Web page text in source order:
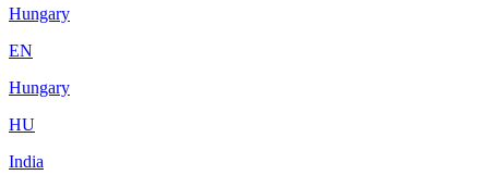
Hungary
EN
Hungary
HU
India